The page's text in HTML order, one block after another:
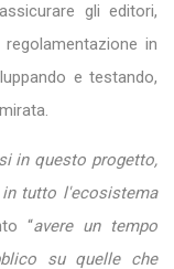
gli editori,
in
e testando,
in questo progetto,
tutto l'ecosistema
“avere un tempo
su quelle che